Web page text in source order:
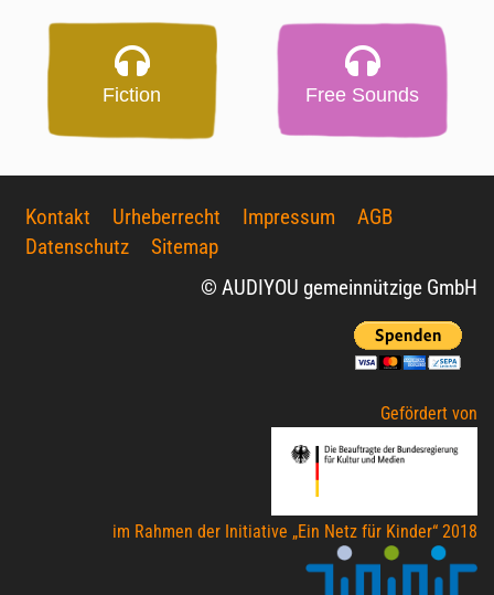
Fiction Free Sounds
Kontakt Urheberrecht Impressum
AGB
Datenschutz
Sitemap
© AUDIYOU gemeinnützige GmbH
Gefördert von
im Rahmen der Initiative „Ein Netz für Kinder“ 2018